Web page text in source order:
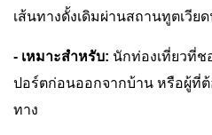
เส้นทางดั้งเดิมผ่านสถานทูตเวีย
- เหมาะสำหรับ: นักท่องเที่ยวที่ช
ปอร์ตก่อนออกจากบ้าน หรือผู้ที่ต้
ทาง